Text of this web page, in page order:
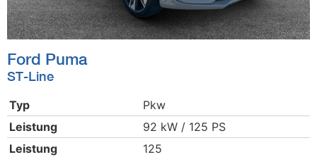
Ford Puma
ST-Line
Typ
Pkw
Leistung
92 kW / 125 PS
Leistung
125